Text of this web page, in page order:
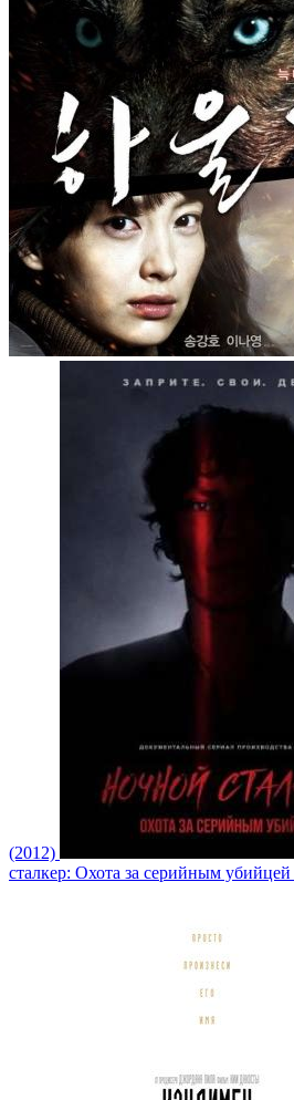
(2012)
сталкер: Охота за серийным убийцей